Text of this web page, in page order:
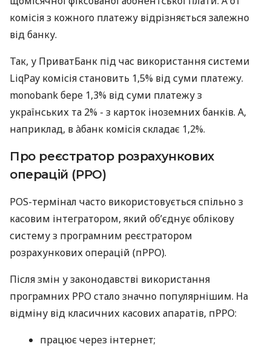
комісія з кожного платежу відрізняється залежно
від банку.
Так, у ПриватБанк під час використання системи
LiqPay комісія становить 1,5% від суми платежу.
monobank бере 1,3% від суми платежу з
українських та 2% - з карток іноземних банків. А,
наприклад, в àбанк комісія складає 1,2%.
Про реєстратор розрахункових
операцій (РРО)
POS-термінал часто використовується спільно з
касовим інтегратором, який об’єднує облікову
систему з програмним реєстратором
розрахункових операцій (пРРО).
Після змін у законодавстві використання
програмних РРО стало значно популярнішим. На
відміну від класичних касових апаратів, пРРО:
працює через інтернет;